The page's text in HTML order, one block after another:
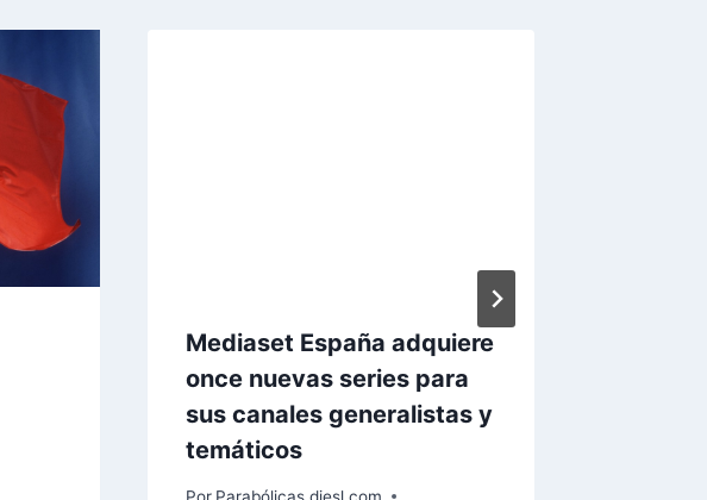
Mediaset España adquiere
once nuevas series para
sus canales generalistas y
temáticos